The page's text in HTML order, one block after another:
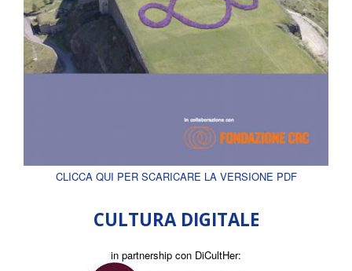
CLICCA QUI PER SCARICARE LA VERSIONE PDF
CULTURA DIGITALE
in partnership con DiCultHer: